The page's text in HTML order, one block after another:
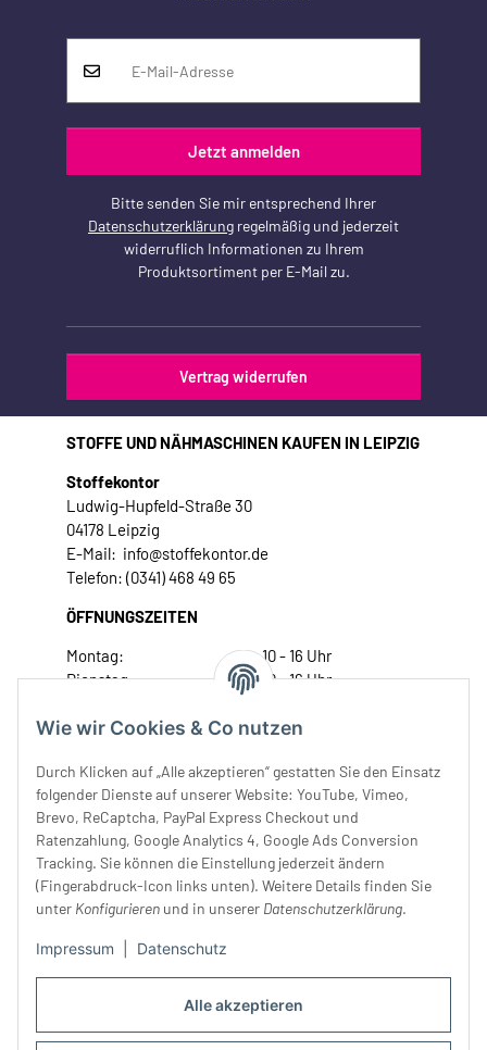
Alle akzeptieren
Wie wir Cookies & Co nutzen
Durch Klicken auf „Alle akzeptieren“ gestatten Sie den Einsatz
folgender Dienste auf unserer Website: YouTube, Vimeo,
Brevo, ReCaptcha, PayPal Express Checkout und
Ratenzahlung, Google Analytics 4, Google Ads Conversion
Tracking. Sie können die Einstellung jederzeit ändern
(Fingerabdruck-Icon links unten). Weitere Details finden Sie
unter Konfigurieren und in unserer Datenschutzerklärung.
Impressum Datenschutz
Jetzt anmelden
Bitte senden Sie mir entsprechend Ihrer
Datenschutzerklärung regelmäßig und jederzeit
widerruflich Informationen zu Ihrem
Produktsortiment per E-Mail zu.
Vertrag widerrufen
STOFFE UND NÄHMASCHINEN KAUFEN IN LEIPZIG
Stoffekontor
Ludwig-Hupfeld-Straße 30
04178 Leipzig
E-Mail: info@stoffekontor.de
Telefon: (0341) 468 49 65
ÖFFNUNGSZEITEN
Montag:
10 - 16 Uhr
Dienstag:
10 - 16 Uhr
Donnerstag:
10 - 18 Uhr
Samstag:
10 - 14 Uhr
Unser Service
Rechtliches